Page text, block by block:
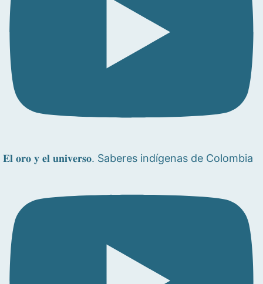
𝐄𝐥 𝐨𝐫𝐨 𝐲 𝐞𝐥 𝐮𝐧𝐢𝐯𝐞𝐫𝐬𝐨. Saberes indígenas de Colombia